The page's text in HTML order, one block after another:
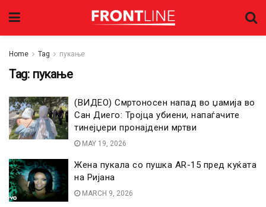
Home Tag пукање
Tag: пукање
(ВИДЕО) Смртоносен напад во џамија во
Сан Диего: Тројца убиени, напаѓачите
тинејџери пронајдени мртви
MAY 19, 2026
Жена пукала со пушка AR-15 пред куќата
на Ријана
MARCH 9, 2026